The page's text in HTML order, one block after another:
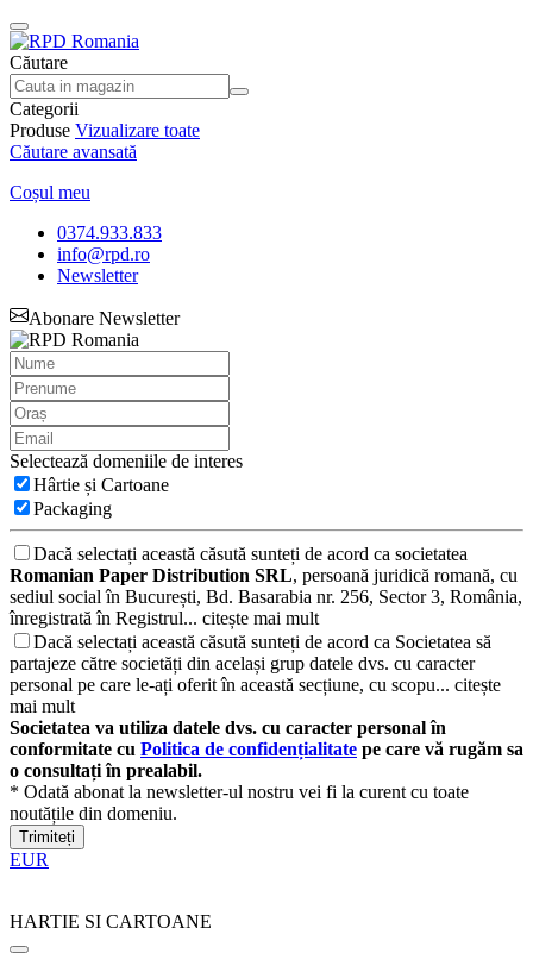
Căutare
Categorii
Produse Vizualizare toate
Căutare avansată
Coșul meu
0374.933.833
info@rpd.ro
Newsletter
Abonare Newsletter
Selectează domeniile de interes
Hârtie și Cartoane
Packaging
Dacă selectați această căsută sunteți de acord ca societatea
Romanian Paper Distribution SRL, persoană juridică romană, cu
sediul social în București, Bd. Basarabia nr. 256, Sector 3, România,
înregistrată în Registrul... citește mai mult
Dacă selectați această căsută sunteți de acord ca Societatea să
partajeze către societăți din același grup datele dvs. cu caracter
personal pe care le-ați oferit în această secțiune, cu scopu... citește
mai mult
Societatea va utiliza datele dvs. cu caracter personal în
conformitate cu Politica de confidențialitate pe care vă rugăm sa
o consultați în prealabil.
* Odată abonat la newsletter-ul nostru vei fi la curent cu toate
noutățile din domeniu.
Trimiteți
EUR
HARTIE SI CARTOANE